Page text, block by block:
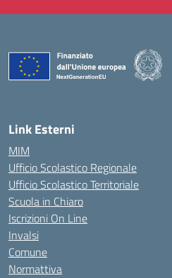
Link Esterni
MIM
Ufficio Scolastico Regionale
Ufficio Scolastico Territoriale
Scuola in Chiaro
Iscrizioni On Line
Invalsi
Comune
Normattiva